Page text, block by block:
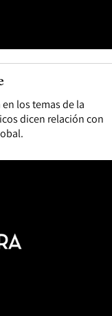
los temas de la
dicen relación con